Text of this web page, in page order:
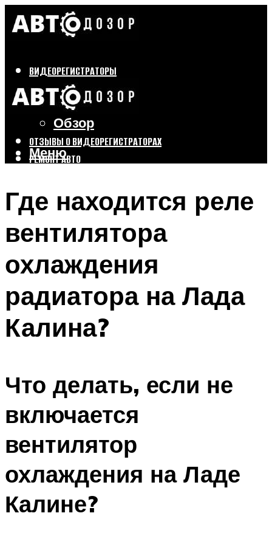
ВИДЕОРЕГИСТРАТОРЫ
Бренды
Выбор
Обзор
ОТЗЫВЫ О ВИДЕОРЕГИСТРАТОРАХ
РЕМОНТ АВТО
Меню
Меню
Где находится реле
вентилятора
охлаждения
радиатора на Лада
Калина?
Что делать, если не
включается
вентилятор
охлаждения на Ладе
Калине?